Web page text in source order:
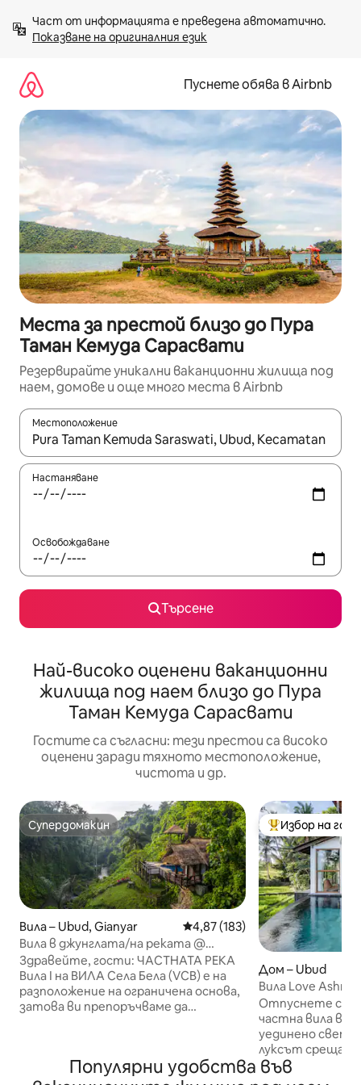
към
съдържанието
Показване на оригиналния език
Пуснете обява в Airbnb
Места за престой близо до Пура
Таман Кемуда Сарасвати
Резервирайте уникални ваканционни жилища под
наем, домове и още много места в Airbnb
Местоположение
Когато резултатите се покажат, използвайте
Настаняване
Освобождаване
Търсене
Най-високо оценени ваканционни
жилища под наем близо до Пура
Таман Кемуда Сарасвати
Гостите са съгласни: тези престои са високо
оценени заради тяхното местоположение,
чистота и др.
Супердомакин
Супердомакин
Вила – Ubud, Gianyar Средна оценка: 4,87 от 5,
4,87 (183)
Вила в джунглата/на реката @
VillaCellaBella
Здравейте, гости: ЧАСТНАТА РЕКА
Вила I на ВИЛА Села Бела (VCB) е на
разположение на ограничена основа,
затова ви препоръчваме да
https://www.airbnb.com/users/show/204619590
Най-популярен
Избор на
Дом – Ubud
Вила Love
красиви
Отпуснете се
частна вила в
уединено
луксът среща
на любовта е
дълбока
Популярни удобства във